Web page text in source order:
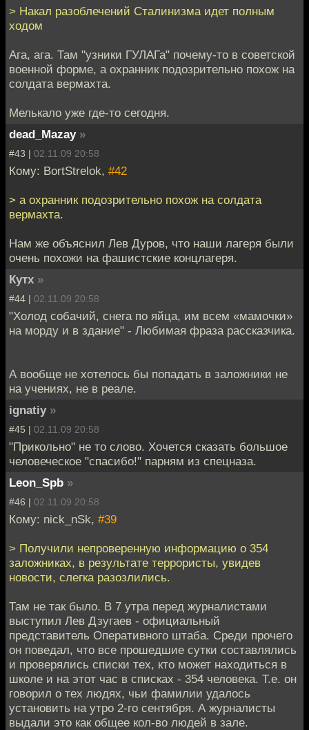
> Накал разоблечений Сталинизма идет полным
ходом
Ага, ага. Там "узники ГУЛАГа" почему-то в советской
военной форме, а охранник подозрительно похож на
солдата вермахта.
Мелькало уже где-то сегодня.
dead_Mazay »
#43 | 02.11.09 20:58
Кому: BortStrelok, #42
> а охранник подозрительно похож на солдата
вермахта.
Нам же объяснил Лев Дуров, что наши лагеря были
очень похожи на фашистские концлагеря.
Кутх »
#44 | 02.11.09 20:58
"Холод собачий, снега по яйца, им всем «мамочки»
на морду и в здание" - Любимая фраза рассказчика.
А вообще не хотелось бы попадать в заложники не
на учениях, не в реале.
ignatiy »
#45 | 02.11.09 20:58
"Прикольно" не то слово. Хочется сказать большое
человеческое "спасибо!" парням из спецназа.
Leon_Spb »
#46 | 02.11.09 20:58
Кому: nick_nSk, #39
> Получили непроверенную информацию о 354
заложниках, в результате террористы, увидев
новости, слегка разозлились.
Там не так было. В 7 утра перед журналистами
выступил Лев Дзугаев - официальный
представитель Оперативного штаба. Среди прочего
он поведал, что все прошедшие сутки составлялись
и проверялись списки тех, кто может находиться в
школе и на этот час в списках - 354 человека. Т.е. он
говорил о тех людях, чьи фамилии удалось
установить на утро 2-го сентября. А журналисты
выдали это как общее кол-во людей в зале.